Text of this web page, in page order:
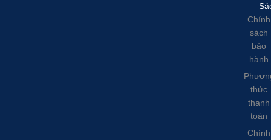
Chính
sách
bảo
hành
thức
thanh
toán
Chính